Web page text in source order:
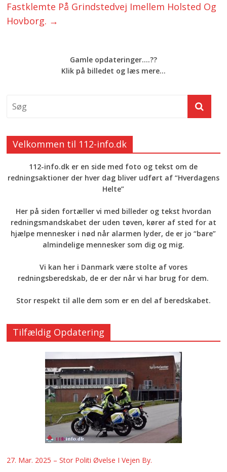
Fastklemte På Grindstedvej Imellem Holsted Og
Hovborg. →
Gamle opdateringer....??
Klik på billedet og læs mere...
Velkommen til 112-info.dk
112-info.dk er en side med foto og tekst om de
redningsaktioner der hver dag bliver udført af “Hverdagens
Helte”
Her på siden fortæller vi med billeder og tekst hvordan
redningsmandskabet der uden tøven, kører af sted for at
hjælpe mennesker i nød når alarmen lyder, de er jo “bare”
almindelige mennesker som dig og mig.
Vi kan her i Danmark være stolte af vores
redningsberedskab, de er der når vi har brug for dem.
Stor respekt til alle dem som er en del af beredskabet.
Tilfældig Opdatering
27. Mar. 2025 – Stor Politi Øvelse I Vejen By.